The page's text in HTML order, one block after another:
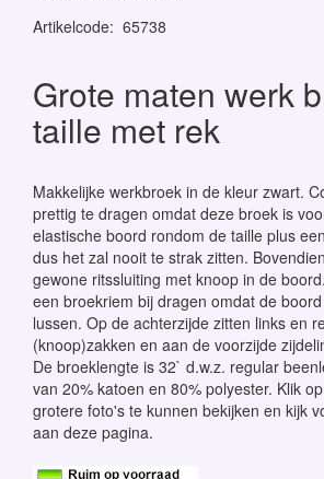
Artikelcode: 65738
Grote maten werk
taille met rek
Makkelijke werkbroek in de kleur zwart.
prettig te dragen omdat deze broek is
elastische boord rondom de taille plus
dus het zal nooit te strak zitten.
gewone ritssluiting met knoop in de
een broekriem bij dragen omdat de
lussen. Op de achterzijde zitten links en
(knoop)zakken en aan de voorzijde
De broeklengte is 32` d.w.z. regular
van 20% katoen en 80% polyester. Klik
grotere foto's te kunnen bekijken en kijk
aan deze pagina.